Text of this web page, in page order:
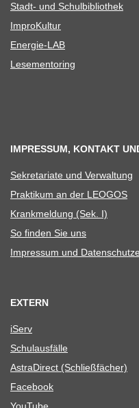
Stadt- und Schulbibliothek
Impro­Kul­tur
Ener­­gie-LAB
Lese­men­to­ring
IMPRESSUM, KONTAKT
Sekre­ta­riate und Verwaltung
Prak­ti­kum an der LEOGOS
Krank­mel­dung (Sek. I)
So fin­den Sie uns
Impres­sum und
EXTERN
iServ
Schul­aus­fälle
Astra­Di­rect (Schließ­fä­cher)
Face­book